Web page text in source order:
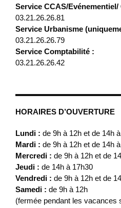
Service CCAS/
03.21.26.26.81
Service Urbanisme
03.21.26.26.79
Service Comptabilité :
03.21.26.26.42
HORAIRES D’OUVERTURE
Lundi : de 9h à 12h et de 14h
Mardi : de 9h à 12h et de 14h
Mercredi : de 9h à 12h et de
Jeudi : de 14h à 17h30
Vendredi : de 9h à 12h et de
Samedi : de 9h à 12h
(fermée pendant les vacances